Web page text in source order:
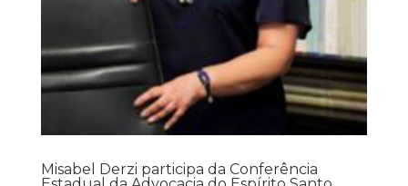
Misabel Derzi participa da Conferência